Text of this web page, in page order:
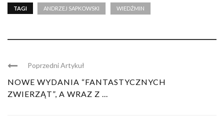
TAGI ANDRZEJ SAPKOWSKI WIEDŹMIN
Poprzedni Artykuł
NOWE WYDANIA “FANTASTYCZNYCH
ZWIERZĄT”, A WRAZ Z ...